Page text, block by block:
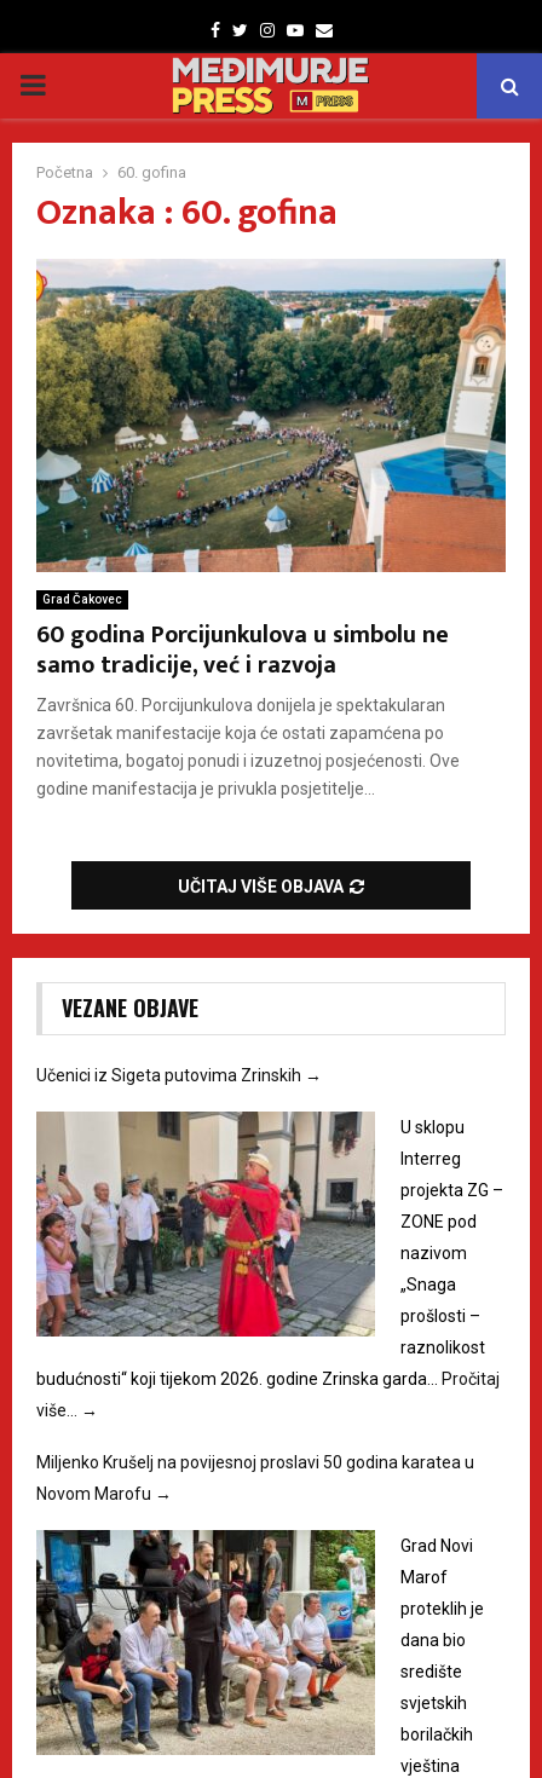
Facebook
TwitterInstagram
Youtube
Email
PRIMARY
MENU
Početna 60. gofina
Oznaka : 60. gofina
Grad Čakovec
60 godina Porcijunkulova u simbolu ne
samo tradicije, već i razvoja
Završnica 60. Porcijunkulova donijela je spektakularan
završetak manifestacije koja će ostati zapamćena po
novitetima, bogatoj ponudi i izuzetnoj posjećenosti. Ove
godine manifestacija je privukla posjetitelje...
UČITAJ VIŠE OBJAVA
VEZANE OBJAVE
Učenici iz Sigeta putovima Zrinskih →
U sklopu
Interreg
projekta ZG –
ZONE pod
nazivom
„Snaga
prošlosti –
raznolikost
budućnosti“ koji tijekom 2026. godine Zrinska garda…
Pročitaj
više…
→
Miljenko Krušelj na povijesnoj proslavi 50 godina karatea u
Novom Marofu →
Grad Novi
Marof
proteklih je
dana bio
središte
svjetskih
borilačkih
vještina